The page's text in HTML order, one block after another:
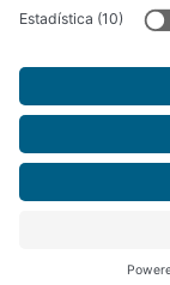
Avda. Ronda, 1-3.
Inscrita desde el 24
Fundación Santa